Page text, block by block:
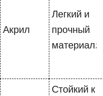
Акрил
Легкий и
прочный
материал;
Стойкий к